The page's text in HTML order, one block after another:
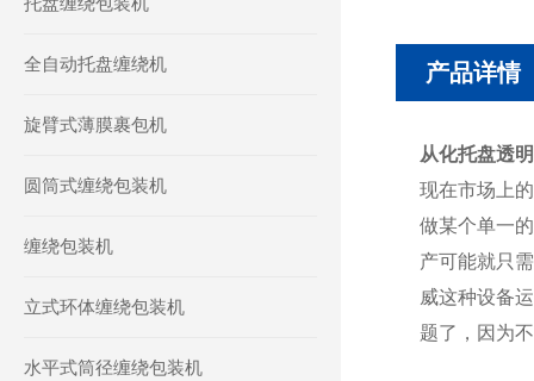
全自动托盘缠绕机
旋臂式薄膜裹包机
圆筒式缠绕包装机
缠绕包装机
立式环体缠绕包装机
水平式筒径缠绕包装机
产品详情
从化托盘透
现在市场上
做某个单一
产可能就只
威这种设备
题了，因为